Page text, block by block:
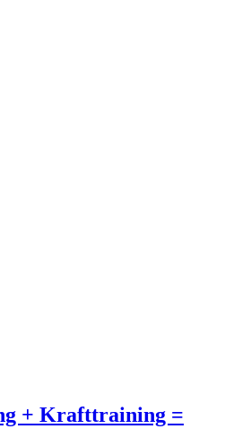
+ Krafttraining =